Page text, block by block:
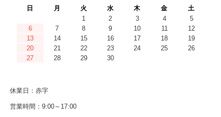
日
月 火 水 木 金
土
1
2 3 4
5
6
7 8 9 10 11
12
13
14 15 16 17 18
19
20
21 22 23 24 25
26
27
28 29 30
休業日：赤字
営業時間：9:00～17:00